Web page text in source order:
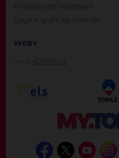
Financování kampaní
Logo a grafický manuál
WEBY
62000.cz